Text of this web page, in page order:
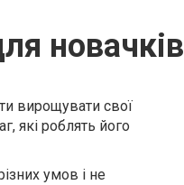
новачків
вирощувати свої
які роблять його
умов і не